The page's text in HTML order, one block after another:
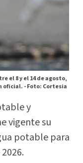
el 8 y el 14 de agosto,
oficial. -Foto: Cortesia
y
vigente su
potable para